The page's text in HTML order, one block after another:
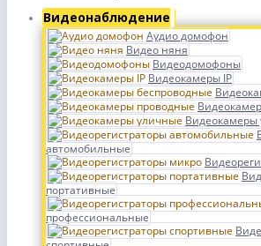
Видеонаблюдение
Аудио домофон
Видео няня
Видеодомофоны
Видеокамеры IP
Видеокамеры
автомобильные
портативные
профессиональные